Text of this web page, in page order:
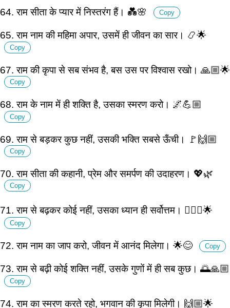
64. राम सीता के प्यार में निस्तरंग हैं। 💑🌸 Copy
65. राम नाम की महिमा अपार, उसमें ही जीवन का सार। 📿🌟
Copy
67. राम की कृपा से सब संभव है, बस उस पर विश्वास रखो। 🙏🏼🌟
Copy
68. राम के नाम में ही शक्ति है, उसका स्मरण करो। 🌌💪🏼
Copy
69. राम से बड़कर कुछ नहीं, उसकी भक्ति सबसे ऊँची। 🚩🙌🏼
Copy
70. राम सीता की कहानी, प्रेम और समर्पण की उदाहरण। 💖🌿
Copy
71. राम से बढ़कर कोई नहीं, उसका ध्यान ही सर्वोत्तम। 🧘🏽‍♂️🌟
Copy
72. राम नाम का जाप करो, जीवन में आनंद मिलेगा। 🌟😊 Copy
73. राम से बढ़ी कोई शक्ति नहीं, उसके गुणों में ही सब कुछ। 🌅🙏🏼
Copy
74. राम का स्मरण करते रहो, भगवान की कृपा मिलेगी। 🙌🏼🌟